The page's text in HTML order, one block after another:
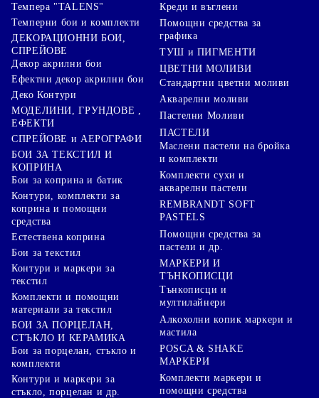
Темпера "TALENS"
Темперни бои и комплекти
ДЕКОРАЦИОННИ БОИ,
СПРЕЙОВЕ
Декор акрилни бои
Ефектни декор акрилни бои
Деко Контури
МОДЕЛИНИ, ГРУНДОВЕ ,
ЕФЕКТИ
СПРЕЙОВЕ и АЕРОГРАФИ
БОИ ЗА ТЕКСТИЛ И
КОПРИНА
Бои за коприна и батик
Контури, комплекти за
коприна и помощни
средства
Естествена коприна
Бои за текстил
Контури и маркери за
текстил
Комплекти и помощни
материали за текстил
БОИ ЗА ПОРЦЕЛАН,
СТЪКЛО И КЕРАМИКА
Бои за порцелан, стъкло и
комплекти
Контури и маркери за
стъкло, порцелан и др.
Креди и въглени
Помощни средства за
графика
ТУШ и ПИГМЕНТИ
ЦВЕТНИ МОЛИВИ
Стандартни цветни моливи
Акварелни моливи
Пастелни Моливи
ПАСТЕЛИ
Маслени пастели на бройка
и комплекти
Комплекти сухи и
акварелни пастели
REMBRANDT SOFT
PASTELS
Помощни средства за
пастели и др.
МАРКЕРИ И
ТЪНКОПИСЦИ
Тънкописци и
мултилайнери
Алкохолни копик маркери и
мастила
POSCA & SHAKE
МАРКЕРИ
Комплекти маркери и
помощни средства